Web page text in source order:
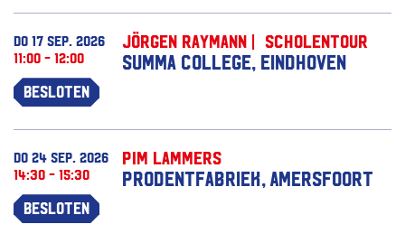
Jörgen Raymann | Scholentour
Summa College, Eindhoven
do 17 sep. 2026
11:00 - 12:00
Besloten
Pim Lammers
Prodentfabriek, Amersfoort
do 24 sep. 2026
14:30 - 15:30
Besloten